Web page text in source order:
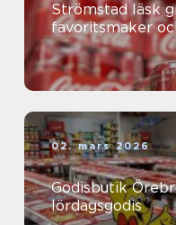
Strömstad läsk gränshandel,
favoritsmaker
02. mars 2026
Godisbutik Örebro mer än
lördagsgodis